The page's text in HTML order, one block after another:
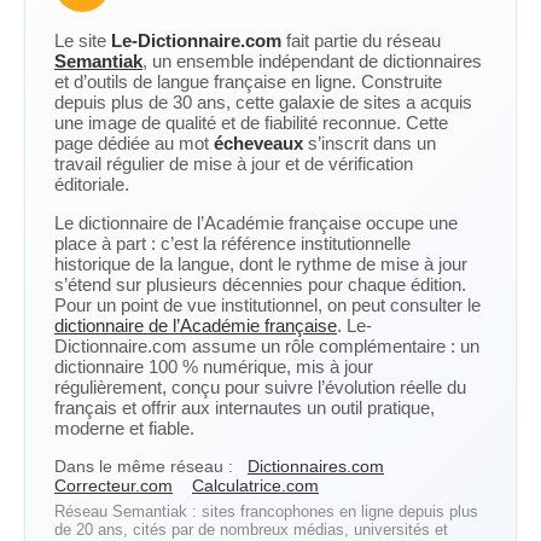
Le site Le-Dictionnaire.com fait partie du réseau
Semantiak, un ensemble indépendant de dictionnaires
et d’outils de langue française en ligne. Construite
depuis plus de 30 ans, cette galaxie de sites a acquis
une image de qualité et de fiabilité reconnue. Cette
page dédiée au mot écheveaux s’inscrit dans un
travail régulier de mise à jour et de vérification
éditoriale.
Le dictionnaire de l’Académie française occupe une
place à part : c’est la référence institutionnelle
historique de la langue, dont le rythme de mise à jour
s’étend sur plusieurs décennies pour chaque édition.
Pour un point de vue institutionnel, on peut consulter le
dictionnaire de l’Académie française. Le-
Dictionnaire.com assume un rôle complémentaire : un
dictionnaire 100 % numérique, mis à jour
régulièrement, conçu pour suivre l’évolution réelle du
français et offrir aux internautes un outil pratique,
moderne et fiable.
Dans le même réseau :
Dictionnaires.com
Correcteur.com
Calculatrice.com
Réseau Semantiak : sites francophones en ligne depuis plus
de 20 ans, cités par de nombreux médias, universités et